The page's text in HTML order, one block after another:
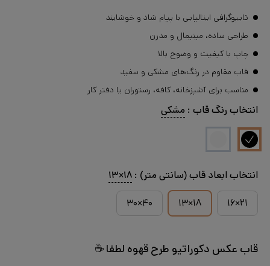
تایپوگرافی ایتالیایی با پیام شاد و خوشایند
طراحی ساده، مینیمال و مدرن
چاپ با کیفیت و وضوح بالا
قاب مقاوم در رنگ‌های مشکی و سفید
مناسب برای آشپزخانه، کافه، رستوران یا دفتر کار
انتخاب رنگ قاب : مشکی
انتخاب ابعاد قاب (سانتی متر) : ۱۸×۱۳
۲۱×۱۶
۱۸×۱۳ ۴۰×۳۰
قاب عکس دکوراتیو طرح قهوه لطفا ☕